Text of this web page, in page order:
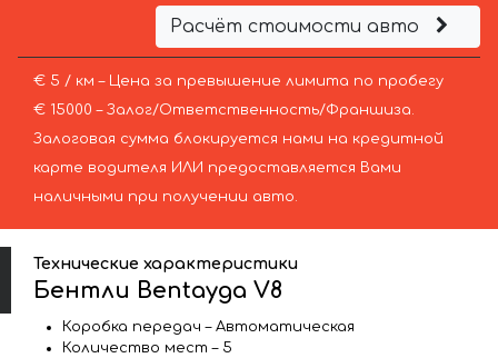
Расчёт стоимости авто
€ 5 / км – Цена за превышение лимита по пробегу
€ 15000 – Залог/Ответственность/Франшиза.
Залоговая сумма блокируется нами на кредитной
карте водителя ИЛИ предоставляется Вами
наличными при получении авто.
Технические характеристики
Бентли Bentayga V8
Коробка передач – Автоматическая
Количество мест – 5